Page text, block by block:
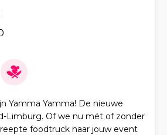
Yamma Yamma! De nieuwe
Limburg. Of we nu mét of zonder
foodtruck naar jouw event